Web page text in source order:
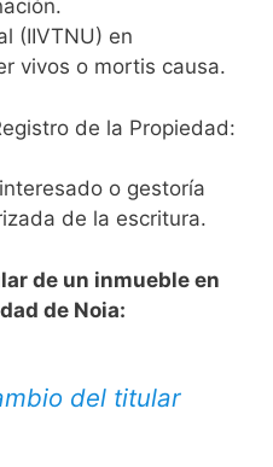
(IIVTNU) en
vivos o mortis causa.
de la Propiedad:
o gestoría
de la escritura.
de un inmueble en
de Noia:
del titular